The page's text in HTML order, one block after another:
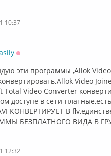
10:37
эти программы ,Allok
Video
Total Video Converter
доступе в сети-
КОНВЕРТИРУЕТ В
БЕЗПЛАТНОГО ВИДА В
12:32